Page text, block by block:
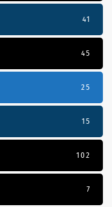
41
45
25
15
102
7